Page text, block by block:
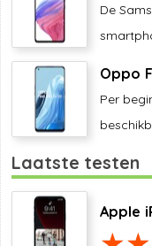
De
Oppo
Per
Laatste testen
Apple